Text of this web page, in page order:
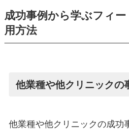
成功事例から学ぶフィ
用方法
他業種や他クリニックの
他業種や他クリニックの成功